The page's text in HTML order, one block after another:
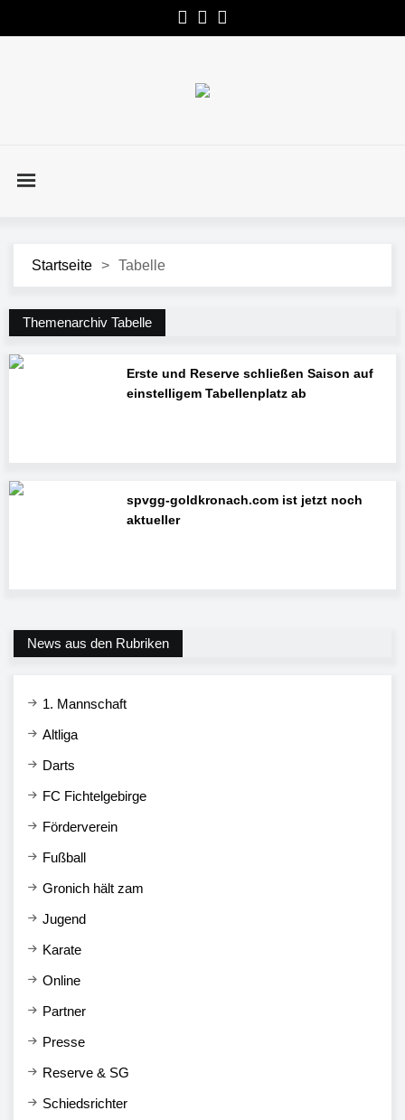
Startseite > Tabelle
Themenarchiv Tabelle
Erste und Reserve schließen Saison auf
einstelligem Tabellenplatz ab
spvgg-goldkronach.com ist jetzt noch
aktueller
News aus den Rubriken
1. Mannschaft
Altliga
Darts
FC Fichtelgebirge
Förderverein
Fußball
Gronich hält zam
Jugend
Karate
Online
Partner
Presse
Reserve & SG
Schiedsrichter